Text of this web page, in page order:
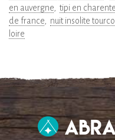
en auvergne
tipi en
de france
nuit insolite
loire